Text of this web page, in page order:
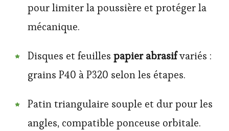
pour limiter la poussière et protéger la
mécanique.
Disques et feuilles papier abrasifvariés :
grains P40 à P320 selon les étapes.
Patin triangulaire souple et dur pour les
angles, compatible ponceuse orbitale.